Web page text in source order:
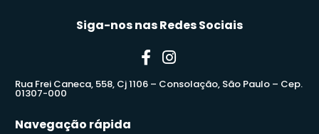
Siga-nos nas Redes Sociais
Rua Frei Caneca, 558, Cj 1106 – Consolação, São Paulo – Cep.
01307-000
Navegação rápida